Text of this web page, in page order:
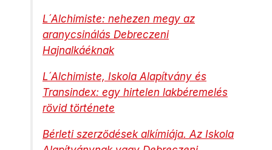
L´Alchimiste: nehezen megy az
aranycsinálás Debreczeni
Hajnalkáéknak
L´Alchimiste, Iskola Alapítvány és
Transindex: egy hirtelen lakbéremelés
rövid története
Bérleti szerződések alkímiája. Az Iskola